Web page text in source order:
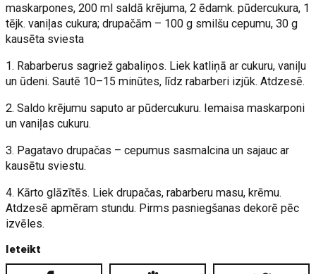
maskarpones, 200 ml saldā krējuma, 2 ēdamk. pūdercukura, 1
tējk. vaniļas cukura; drupačām – 100 g smilšu cepumu, 30 g
kausēta sviesta
1. Rabarberus sagriež gabaliņos. Liek katliņā ar cukuru, vaniļu
un ūdeni. Sautē 10–15 minūtes, līdz rabarberi izjūk. Atdzesē.
2. Saldo krējumu saputo ar pūdercukuru. Iemaisa maskarponi
un vaniļas cukuru.
3. Pagatavo drupačas – cepumus sasmalcina un sajauc ar
kausētu sviestu.
4. Kārto glāzītēs. Liek drupačas, rabarberu masu, krēmu.
Atdzesē apmēram stundu. Pirms pasniegšanas dekorē pēc
izvēles.
Ieteikt